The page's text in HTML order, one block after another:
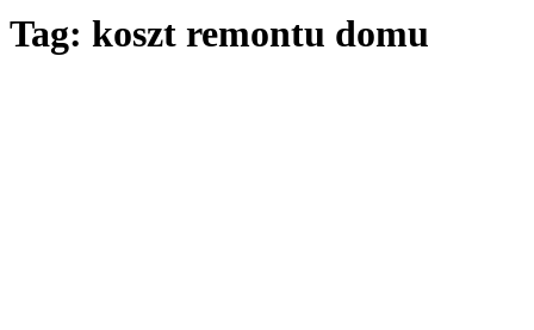
Tag: koszt remontu domu